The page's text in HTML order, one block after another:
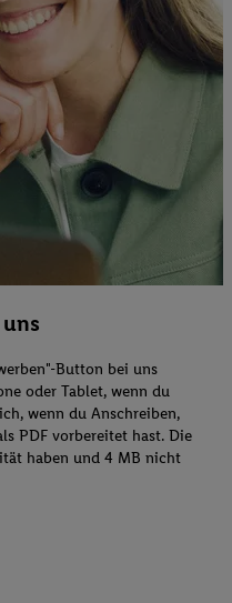
Button bei uns
oder Tablet, wenn du
wenn du Anschreiben,
PDF vorbereitet hast. Die
haben und 4 MB nicht